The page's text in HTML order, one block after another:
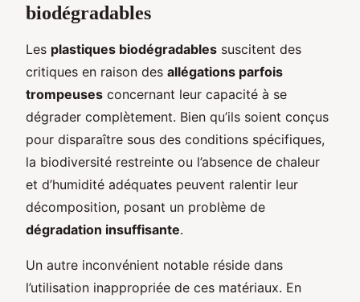
biodégradables
Les plastiques biodégradables suscitent des
critiques en raison des allégations parfois
trompeuses concernant leur capacité à se
dégrader complètement. Bien qu’ils soient conçus
pour disparaître sous des conditions spécifiques,
la biodiversité restreinte ou l’absence de chaleur
et d’humidité adéquates peuvent ralentir leur
décomposition, posant un problème de
dégradation insuffisante.
Un autre inconvénient notable réside dans
l’utilisation inappropriée de ces matériaux. En